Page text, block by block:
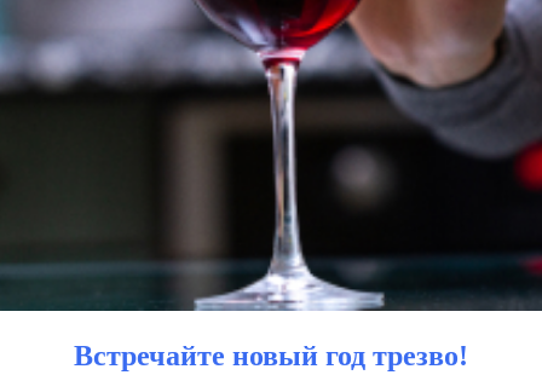
Встречайте новый год трезво!